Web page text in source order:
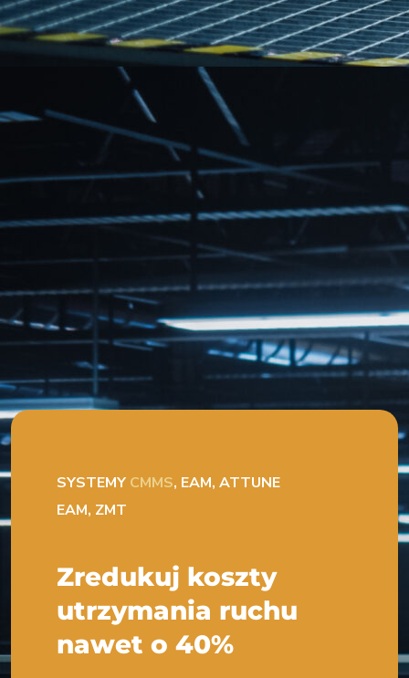
SYSTEMY CMMS, EAM, ATTUNE
EAM, ZMT
Zredukuj koszty
utrzymania ruchu
nawet o 40%